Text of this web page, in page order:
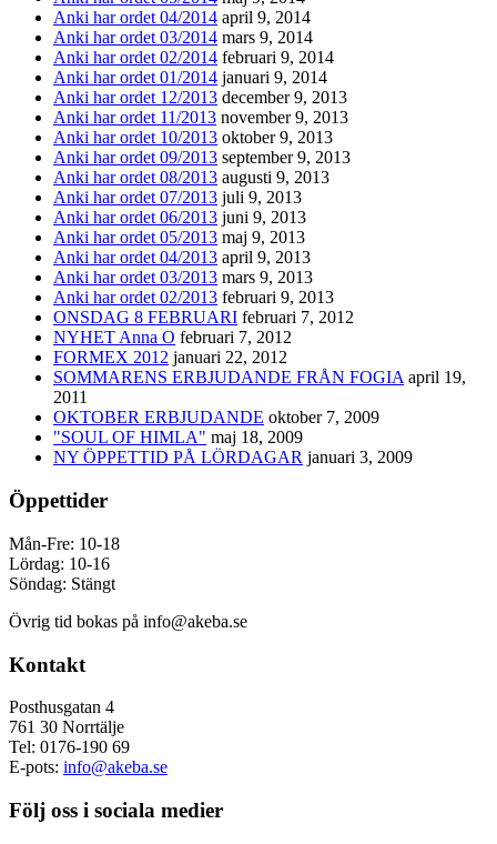
Anki har ordet 04/2014 april 9, 2014
Anki har ordet 03/2014 mars 9, 2014
Anki har ordet 02/2014 februari 9, 2014
Anki har ordet 01/2014 januari 9, 2014
Anki har ordet 12/2013 december 9, 2013
Anki har ordet 11/2013 november 9, 2013
Anki har ordet 10/2013 oktober 9, 2013
Anki har ordet 09/2013 september 9, 2013
Anki har ordet 08/2013 augusti 9, 2013
Anki har ordet 07/2013 juli 9, 2013
Anki har ordet 06/2013 juni 9, 2013
Anki har ordet 05/2013 maj 9, 2013
Anki har ordet 04/2013 april 9, 2013
Anki har ordet 03/2013 mars 9, 2013
Anki har ordet 02/2013 februari 9, 2013
ONSDAG 8 FEBRUARI februari 7, 2012
NYHET Anna O februari 7, 2012
FORMEX 2012 januari 22, 2012
SOMMARENS ERBJUDANDE FRÅN FOGIA april 19,
2011
OKTOBER ERBJUDANDE oktober 7, 2009
"SOUL OF HIMLA" maj 18, 2009
NY ÖPPETTID PÅ LÖRDAGAR januari 3, 2009
Öppettider
Mån-Fre: 10-18
Lördag: 10-16
Söndag: Stängt
Övrig tid bokas på info@akeba.se
Kontakt
Posthusgatan 4
761 30 Norrtälje
Tel: 0176-190 69
E-pots: info@akeba.se
Följ oss i sociala medier